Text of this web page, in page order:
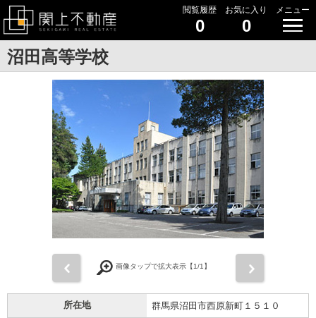
閲覧履歴
0
お気に入り
0
メニュー
沼田高等学校
画像タップで拡大表示【1/1】
所在地 群馬県沼田市西原新町１５１０